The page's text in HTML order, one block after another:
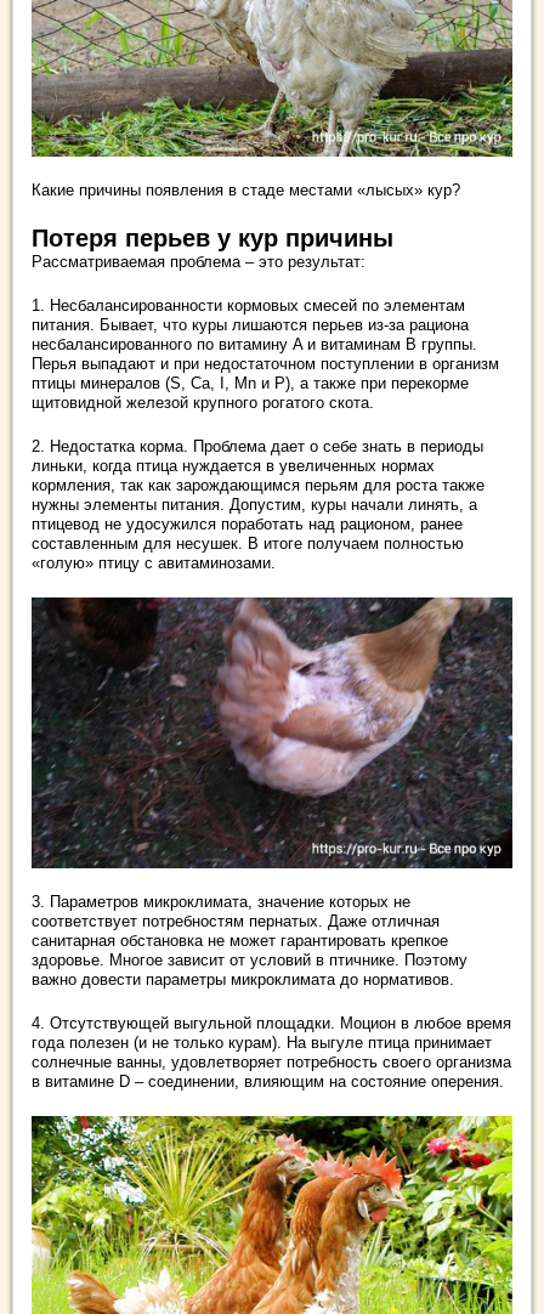
Какие причины появления в стаде местами «лысых» кур?
Потеря перьев у кур причины
Рассматриваемая проблема – это результат:
1. Несбалансированности кормовых смесей по элементам
питания. Бывает, что куры лишаются перьев из-за рациона
несбалансированного по витамину A и витаминам B группы.
Перья выпадают и при недостаточном поступлении в организм
птицы минералов (S, Ca, I, Mn и P), а также при перекорме
щитовидной железой крупного рогатого скота.
2. Недостатка корма. Проблема дает о себе знать в периоды
линьки, когда птица нуждается в увеличенных нормах
кормления, так как зарождающимся перьям для роста также
нужны элементы питания. Допустим, куры начали линять, а
птицевод не удосужился поработать над рационом, ранее
составленным для несушек. В итоге получаем полностью
«голую» птицу с авитаминозами.
3. Параметров микроклимата, значение которых не
соответствует потребностям пернатых. Даже отличная
санитарная обстановка не может гарантировать крепкое
здоровье. Многое зависит от условий в птичнике. Поэтому
важно довести параметры микроклимата до нормативов.
4. Отсутствующей выгульной площадки. Моцион в любое время
года полезен (и не только курам). На выгуле птица принимает
солнечные ванны, удовлетворяет потребность своего организма
в витамине D – соединении, влияющим на состояние оперения.